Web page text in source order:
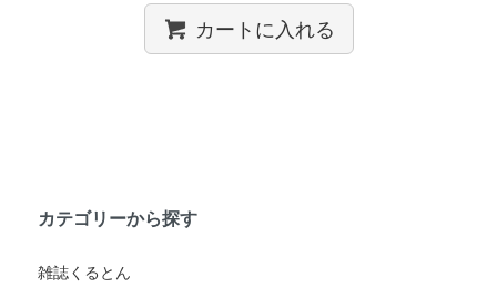
カートに入れる
カテゴリーから探す
雑誌くるとん